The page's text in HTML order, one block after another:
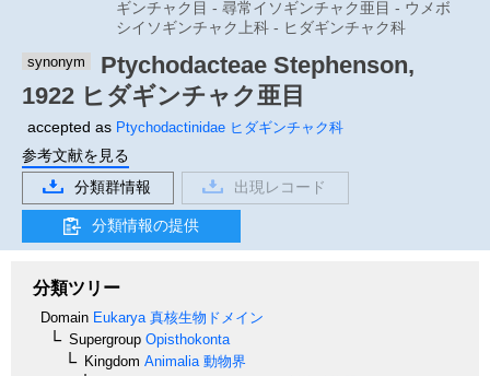
ギンチャク目 - 尋常イソギンチャク亜目 - ウメボ
シイソギンチャク上科 - ヒダギンチャク科
synonym Ptychodacteae Stephenson,
1922 ヒダギンチャク亜目
accepted as Ptychodactinidae ヒダギンチャク科
参考文献を見る
分類群情報
出現レコード
分類情報の提供
分類ツリー
Domain Eukarya 真核生物ドメイン
Supergroup Opisthokonta
Kingdom Animalia 動物界